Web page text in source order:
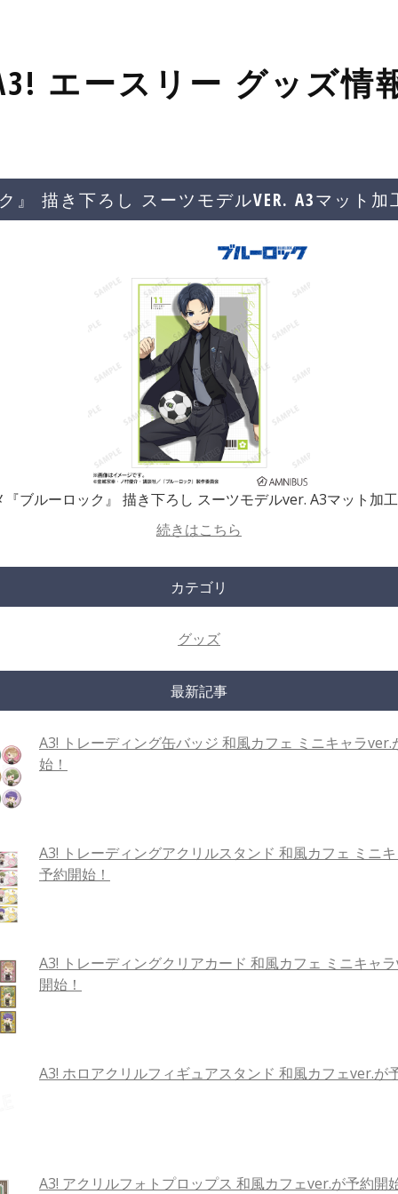
エースリー グッズ情
』 描き下ろし スーツモデルVER. A3マット加
ブルーロック』 描き下ろし スーツモデルver. A3マット加
続きはこちら
カテゴリ
グッズ
最新記事
A3! トレーディング缶バッジ 和風カフェ ミニキャラver.
始！
A3! トレーディングアクリルスタンド 和風カフェ ミニ
予約開始！
A3! トレーディングクリアカード 和風カフェ ミニキャ
開始！
A3! ホロアクリルフィギュアスタンド 和風カフェver.が
A3! アクリルフォトプロップス 和風カフェver.が予約開